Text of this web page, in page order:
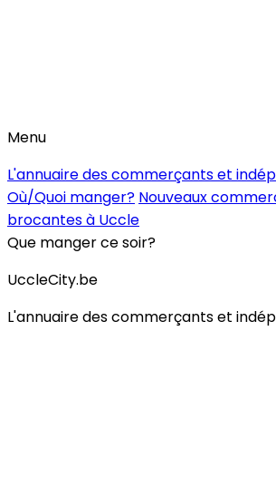
Menu
L'annuaire des commerçants et
Où/Quoi manger? Nouveaux
brocantes à Uccle
Que manger ce soir?
UccleCity.be
L'annuaire des commerçants et